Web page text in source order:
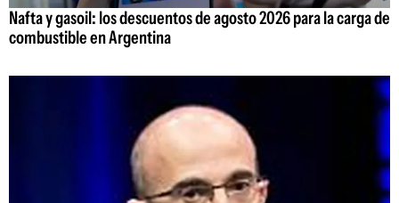
Nafta y gasoil: los descuentos de agosto 2026 para la carga de
combustible en Argentina